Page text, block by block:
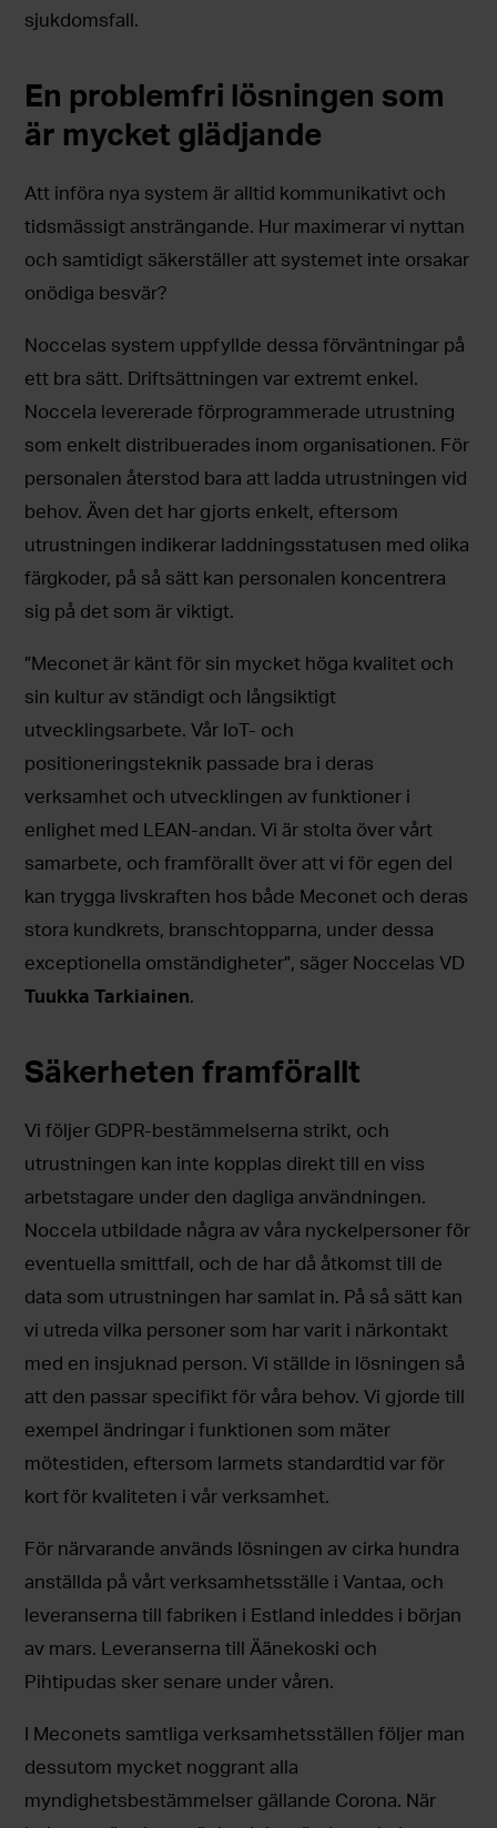
sjukdomsfall.
En problemfri lösningen som
är mycket glädjande
Att införa nya system är alltid kommunikativt och
tidsmässigt ansträngande. Hur maximerar vi nyttan
och samtidigt säkerställer att systemet inte orsakar
onödiga besvär?
Noccelas system uppfyllde dessa förväntningar på
ett bra sätt. Driftsättningen var extremt enkel.
Noccela levererade förprogrammerade utrustning
som enkelt distribuerades inom organisationen. För
personalen återstod bara att ladda utrustningen vid
behov. Även det har gjorts enkelt, eftersom
utrustningen indikerar laddningsstatusen med olika
färgkoder, på så sätt kan personalen koncentrera
sig på det som är viktigt.
”Meconet är känt för sin mycket höga kvalitet och
sin kultur av ständigt och långsiktigt
utvecklingsarbete. Vår IoT- och
positioneringsteknik passade bra i deras
verksamhet och utvecklingen av funktioner i
enlighet med LEAN-andan. Vi är stolta över vårt
samarbete, och framförallt över att vi för egen del
kan trygga livskraften hos både Meconet och deras
stora kundkrets, branschtopparna, under dessa
exceptionella omständigheter”, säger Noccelas VD
Tuukka Tarkiainen.
Säkerheten framförallt
Vi följer GDPR-bestämmelserna strikt, och
utrustningen kan inte kopplas direkt till en viss
arbetstagare under den dagliga användningen.
Noccela utbildade några av våra nyckelpersoner för
eventuella smittfall, och de har då åtkomst till de
data som utrustningen har samlat in. På så sätt kan
vi utreda vilka personer som har varit i närkontakt
med en insjuknad person. Vi ställde in lösningen så
att den passar specifikt för våra behov. Vi gjorde till
exempel ändringar i funktionen som mäter
mötestiden, eftersom larmets standardtid var för
kort för kvaliteten i vår verksamhet.
För närvarande används lösningen av cirka hundra
anställda på vårt verksamhetsställe i Vantaa, och
leveranserna till fabriken i Estland inleddes i början
av mars. Leveranserna till Äänekoski och
Pihtipudas sker senare under våren.
I Meconets samtliga verksamhetsställen följer man
dessutom mycket noggrant alla
myndighetsbestämmelser gällande Corona. När